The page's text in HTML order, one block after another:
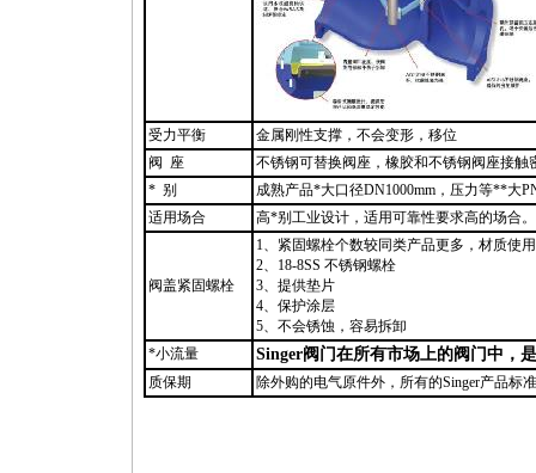
受力平衡
金属刚性支撑，不会变形，移位
阀 座
不锈钢可替换阀座，橡胶和不锈钢阀座接
* 别 成熟产品*大口径DN1000mm，压力等**大
适用场合
高*别工业设计，适用可靠性要求高的场合。
阀盖紧固螺栓
1、紧固螺栓个数较同类产品更多，材质使
2、18-8SS 不锈钢螺栓
3、提供垫片
4、保护涂层
5、不会锈蚀，容易拆卸
*小流量 Singer阀门在所有市场上的阀门中，
质保期 除外购的电气原件外，所有的Singer产品标